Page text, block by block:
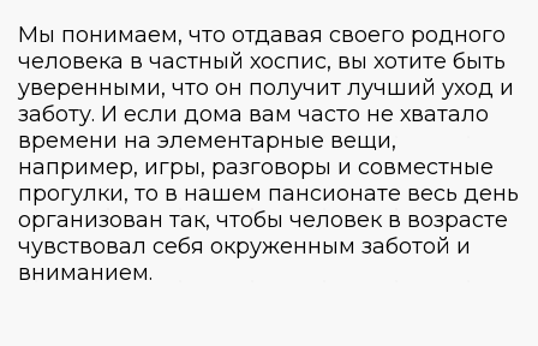
Мы понимаем, что отдавая своего родного
человека в частный хоспис, вы хотите быть
уверенными, что он получит лучший уход и
заботу. И если дома вам часто не хватало
времени на элементарные вещи,
например, игры, разговоры и совместные
прогулки, то в нашем пансионате весь день
организован так, чтобы человек в возрасте
чувствовал себя окруженным заботой и
вниманием.